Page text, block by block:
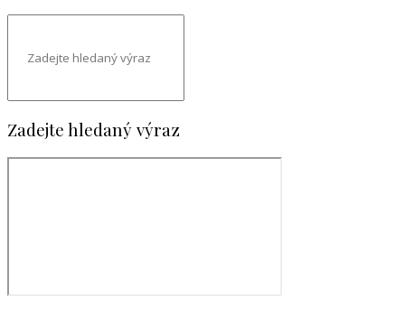
Zadejte hledaný výraz